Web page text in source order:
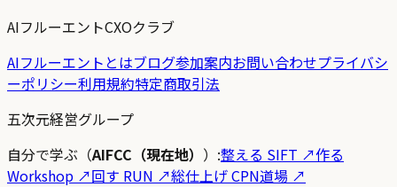
AIフルーエントCXOクラブ
AIフルーエントとはブログ参加案内お問い合わせプライバシ
ーポリシー利用規約特定商取引法
五次元経営グループ
自分で学ぶ（AIFCC（現在地） ）:整える SIFT ↗作る
Workshop ↗回す RUN ↗総仕上げ CPN道場 ↗